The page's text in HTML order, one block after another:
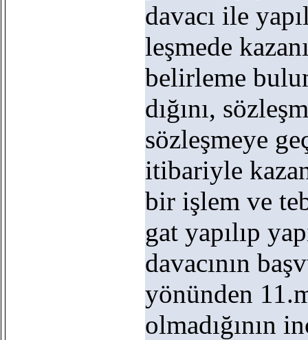
davacı ile
leşmede
belirleme
dığını,
sözleşmeye
itibariyle
bir işlem ve
gat yapılıp
davacının
yönünden
olmadığının